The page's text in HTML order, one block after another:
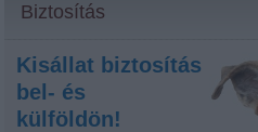
Biztosítás
Kisállat biztosítás
bel- és
külföldön!